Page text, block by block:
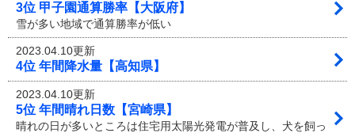
3位 甲子園通算勝率【大阪府】
雪が多い地域で通算勝率が低い
2023.04.10更新
4位 年間降水量【高知県】
2023.04.10更新
5位 年間晴れ日数【宮崎県】
晴れの日が多いところは住宅用太陽光発電が普及し、犬を飼っ